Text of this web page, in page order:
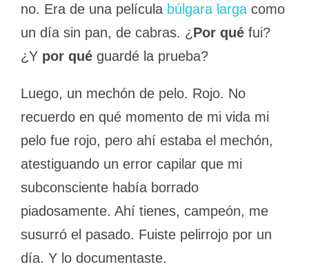
no. Era de una película búlgara larga como
un día sin pan, de cabras. ¿ Por qué fui?
¿Y por qué guardé la prueba?
Luego, un mechón de pelo. Rojo. No
recuerdo en qué momento de mi vida mi
pelo fue rojo, pero ahí estaba el mechón,
atestiguando un error capilar que mi
subconsciente había borrado
piadosamente. Ahí tienes, campeón, me
susurró el pasado. Fuiste pelirrojo por un
día. Y lo documentaste.